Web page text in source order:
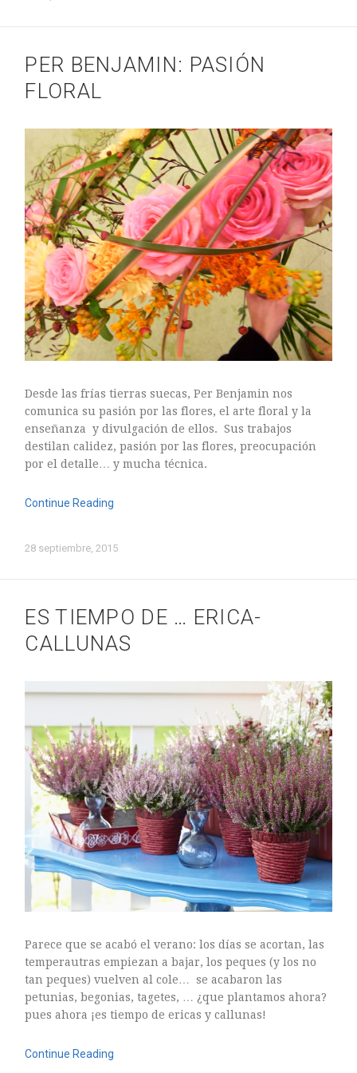
PER BENJAMIN: PASIÓN
FLORAL
Desde las frías tierras suecas, Per Benjamin nos
comunica su pasión por las flores, el arte floral y la
enseñanza y divulgación de ellos. Sus trabajos
destilan calidez, pasión por las flores, preocupación
por el detalle… y mucha técnica.
Continue Reading
28 septiembre, 2015
ES TIEMPO DE … ERICA-
CALLUNAS
Parece que se acabó el verano: los días se acortan, las
temperautras empiezan a bajar, los peques (y los no
tan peques) vuelven al cole… se acabaron las
petunias, begonias, tagetes, … ¿que plantamos ahora?
pues ahora ¡es tiempo de ericas y callunas!
Continue Reading